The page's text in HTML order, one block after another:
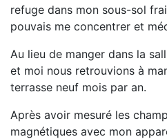
refuge dans mon sous-sol
pouvais me concentrer et
Au lieu de manger dans la
et moi nous retrouvions à
terrasse neuf mois par an.
Après avoir mesuré les
magnétiques avec mon